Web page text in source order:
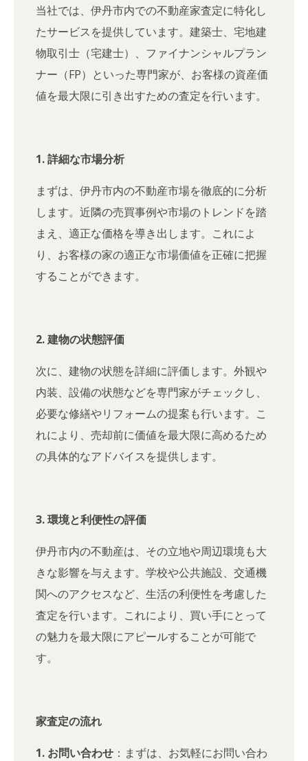
当社では、伊丹市内での不動産家査定に特化し
たサービスを提供しています。建築士、宅地建
物取引士（宅建士）、ファイナンシャルプラン
ナー（FP）といった専門家が、お客様の資産価
値を最大限に引き出すための査定を行います。
1. 詳細な市場分析
まずは、伊丹市内の不動産市場を徹底的に分析
します。近隣の売買事例や市場のトレンドを踏
まえ、適正な価格を導き出します。これによ
り、お客様の家の適正な市場価値を正確に把握
することができます。
2. 建物の状態評価
次に、建物の状態を詳細に評価します。外観や
内装、設備の状態などを専門家がチェックし、
必要な修繕やリフォームの提案も行います。こ
れにより、売却前に価値を最大限に高めるため
の具体的なアドバイスを提供します。
3. 環境と利便性の評価
伊丹市内の不動産は、その立地や周辺環境も大
きな影響を与えます。学校や公共施設、交通機
関へのアクセスなど、生活の利便性を考慮した
査定を行います。これにより、買い手にとって
の魅力を最大限にアピールすることが可能で
す。
家査定の流れ
1. お問い合わせ：まずは、お気軽にお問い合わ